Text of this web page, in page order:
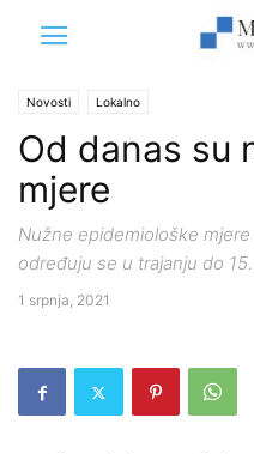
Novosti Lokalno
Od danas su
mjere
Nužne epidemiološke
određuju se u trajanju do
1 srpnja, 2021